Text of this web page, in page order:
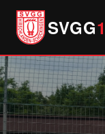
SVGG